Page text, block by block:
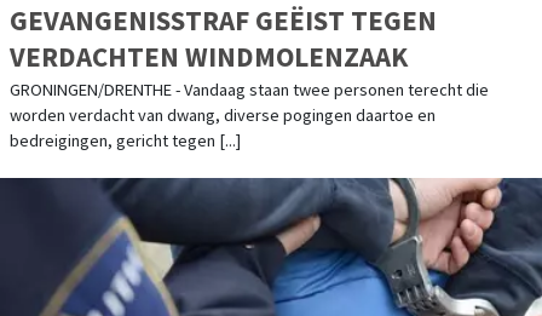
GEVANGENISSTRAF GEËIST TEGEN
VERDACHTEN WINDMOLENZAAK
GRONINGEN/DRENTHE - Vandaag staan twee personen terecht die
worden verdacht van dwang, diverse pogingen daartoe en
bedreigingen, gericht tegen [...]